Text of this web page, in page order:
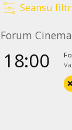
Seansu
Forum
18:00